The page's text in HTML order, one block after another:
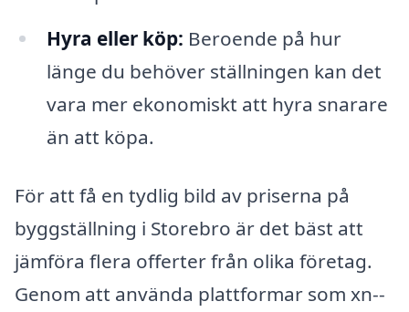
Hyra eller köp: Beroende på hur
länge du behöver ställningen kan det
vara mer ekonomiskt att hyra snarare
än att köpa.
För att få en tydlig bild av priserna på
byggställning i Storebro är det bäst att
jämföra flera offerter från olika företag.
Genom att använda plattformar som xn--